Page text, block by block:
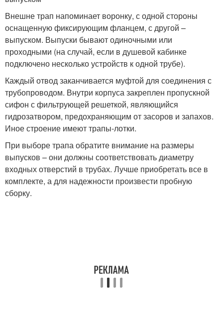
Внешне трап напоминает воронку, с одной стороны
оснащенную фиксирующим фланцем, с другой –
выпуском. Выпуски бывают одиночными или
проходными (на случай, если в душевой кабинке
подключено несколько устройств к одной трубе).
Каждый отвод заканчивается муфтой для соединения с
трубопроводом. Внутри корпуса закреплен пропускной
сифон с фильтрующей решеткой, являющийся
гидрозатвором, предохраняющим от засоров и запахов.
Иное строение имеют трапы-лотки.
При выборе трапа обратите внимание на размеры
выпусков – они должны соответствовать диаметру
входных отверстий в трубах. Лучше приобретать все в
комплекте, а для надежности произвести пробную
сборку.